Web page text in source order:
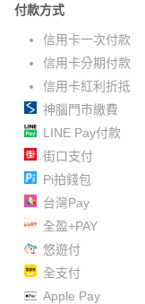
付款方式
信用卡一次付款
信用卡分期付款
信用卡紅利折抵
神腦門市繳費
LINE Pay付款
街口支付
Pi拍錢包
台灣Pay
全盈+PAY
悠遊付
全支付
Apple Pay